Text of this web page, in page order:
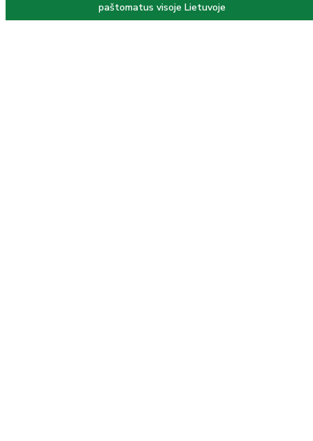
paštomatus visoje Lietuvoje